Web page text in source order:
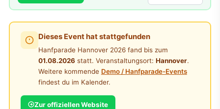
Dieses Event hat stattgefunden
Hanfparade Hannover 2026 fand bis zum
01.08.2026statt. Veranstaltungsort: Hannover.
Weitere kommende Demo / Hanfparade-Events
findest du im Kalender.
Zur offiziellen Website